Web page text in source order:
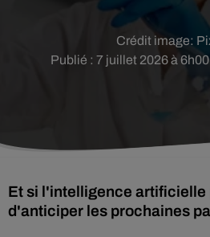
Publié : 7 juillet 2026 à
Crédit image:
Et si l'intelligence artificielle
d'anticiper les prochaines